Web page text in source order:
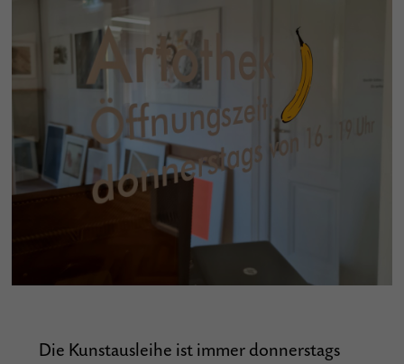
Die Kunstausleihe ist immer donnerstags